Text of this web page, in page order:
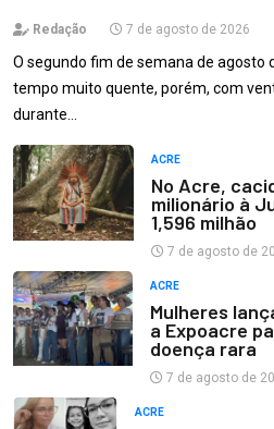
Redação 7 de agosto de 2026
O segundo fim de semana de agosto
tempo muito quente, porém, com
durante…
ACRE
No Acre,
milionário à
1,596 milhão
7 de agosto de
ACRE
Mulheres
a Expoacre
doença rara
7 de agosto de
ACRE